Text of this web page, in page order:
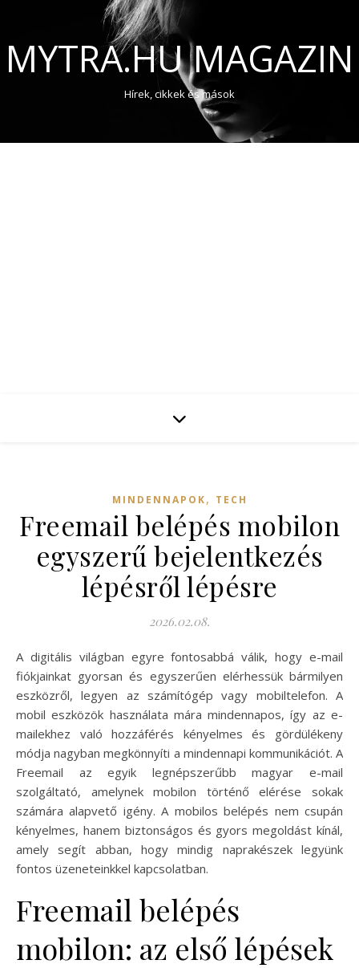
MYTRA.HU MAGAZIN
Hírek, cikkek és mások
MINDENNAPOK, TECH
Freemail belépés mobilon
egyszerű bejelentkezés
lépésről lépésre
2026.02.08.
A digitális világban egyre fontosabbá válik, hogy e-mail
fiókjainkat gyorsan és egyszerűen elérhessük bármilyen
eszközről, legyen az számítógép vagy mobiltelefon. A
mobil eszközök használata mára mindennapos, így az e-
mailekhez való hozzáférés kényelmes és gördülékeny
módja nagyban megkönnyíti a mindennapi kommunikációt. A
Freemail az egyik legnépszerűbb magyar e-mail
szolgáltató, amelynek mobilon történő elérése sokak
számára alapvető igény. A mobilos belépés nem csupán
kényelmes, hanem biztonságos és gyors megoldást kínál,
amely segít abban, hogy mindig naprakészek legyünk
fontos üzeneteinkkel kapcsolatban.
Freemail belépés
mobilon: az első lépések